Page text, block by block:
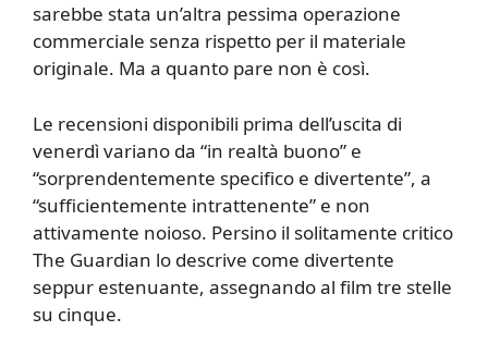
sarebbe stata un’altra pessima operazione
commerciale senza rispetto per il materiale
originale. Ma a quanto pare non è così.
Le recensioni disponibili prima dell’uscita di
venerdì variano da “in realtà buono” e
“sorprendentemente specifico e divertente”, a
“sufficientemente intrattenente” e non
attivamente noioso. Persino il solitamente critico
The Guardian lo descrive come divertente
seppur estenuante, assegnando al film tre stelle
su cinque.